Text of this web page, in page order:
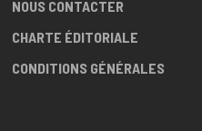
NOUS CONTACTER
CHARTE ÉDITORIALE
CONDITIONS GÉNÉRALES